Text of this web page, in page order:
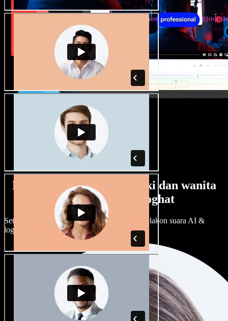
Banyak pilihan suara lelaki dan wanita
dengan pelbagai loghat
Setiap projek boleh jadi unik. Pilih ratusan pelakon suara AI &
loghat, laraskan ikut cita rasa anda.